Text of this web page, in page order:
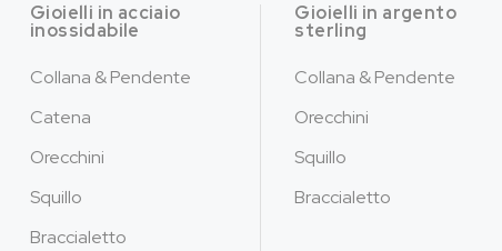
Gioielli in acciaio
inossidabile
Collana & Pendente
Catena
Orecchini
Squillo
Braccialetto
Gioielli in argento
sterling
Collana & Pendente
Orecchini
Squillo
Braccialetto